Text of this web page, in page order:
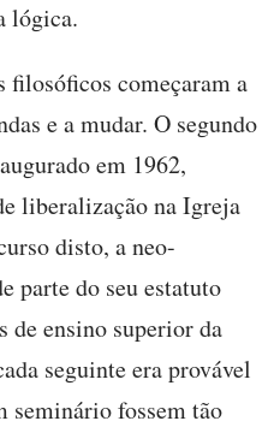
lógica.
filosóficos começaram a
e a mudar. O segundo
em 1962,
liberalização na Igreja
disto, a neo-
parte do seu estatuto
de ensino superior da
seguinte era provável
seminário fossem tão